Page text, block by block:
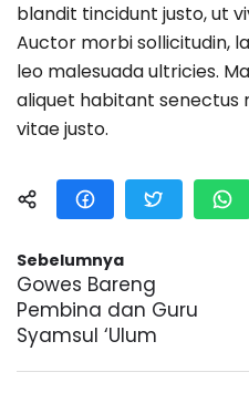
blandit tincidunt justo, ut
Auctor morbi sollicitudin,
leo malesuada ultricies.
aliquet habitant senectus
vitae justo.
Sebelumnya
Gowes Bareng
Pembina dan Guru
Syamsul ‘Ulum